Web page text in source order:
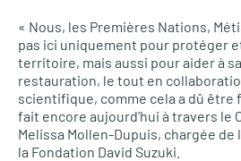
« Nous, les Premières Nations,
pas ici uniquement pour protéger
territoire, mais aussi pour aider à
restauration, le tout en
scientifique, comme cela a dû être
fait encore aujourd’hui à travers le
Melissa Mollen-Dupuis, chargée de
la Fondation David Suzuki.